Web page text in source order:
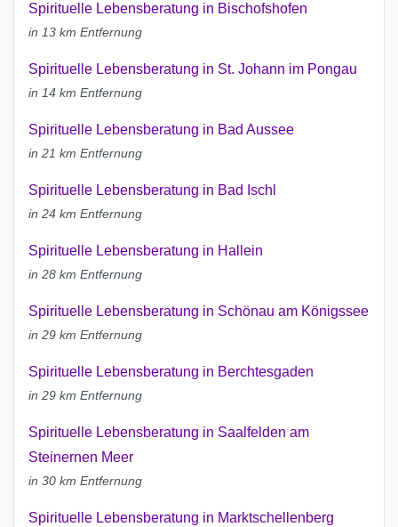
Spirituelle Lebensberatung in Bischofshofen
in 13 km Entfernung
Spirituelle Lebensberatung in St. Johann im Pongau
in 14 km Entfernung
Spirituelle Lebensberatung in Bad Aussee
in 21 km Entfernung
Spirituelle Lebensberatung in Bad Ischl
in 24 km Entfernung
Spirituelle Lebensberatung in Hallein
in 28 km Entfernung
Spirituelle Lebensberatung in Schönau am Königssee
in 29 km Entfernung
Spirituelle Lebensberatung in Berchtesgaden
in 29 km Entfernung
Spirituelle Lebensberatung in Saalfelden am
Steinernen Meer
in 30 km Entfernung
Spirituelle Lebensberatung in Marktschellenberg